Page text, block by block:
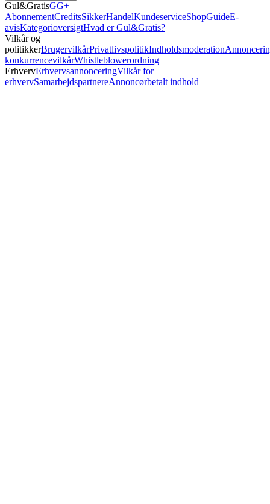
Gul&GratisGG+
AbonnementCreditsSikkerHandelKundeserviceShopGuideE-
avisKategorioversigtHvad er Gul&Gratis?
Vilkår og
politikkerBrugervilkårPrivatlivspolitikIndholdsmoderation
konkurrencevilkårWhistleblowerordning
ErhvervErhvervsannonceringVilkår for
erhvervSamarbejdspartnereAnnoncørbetalt indhold